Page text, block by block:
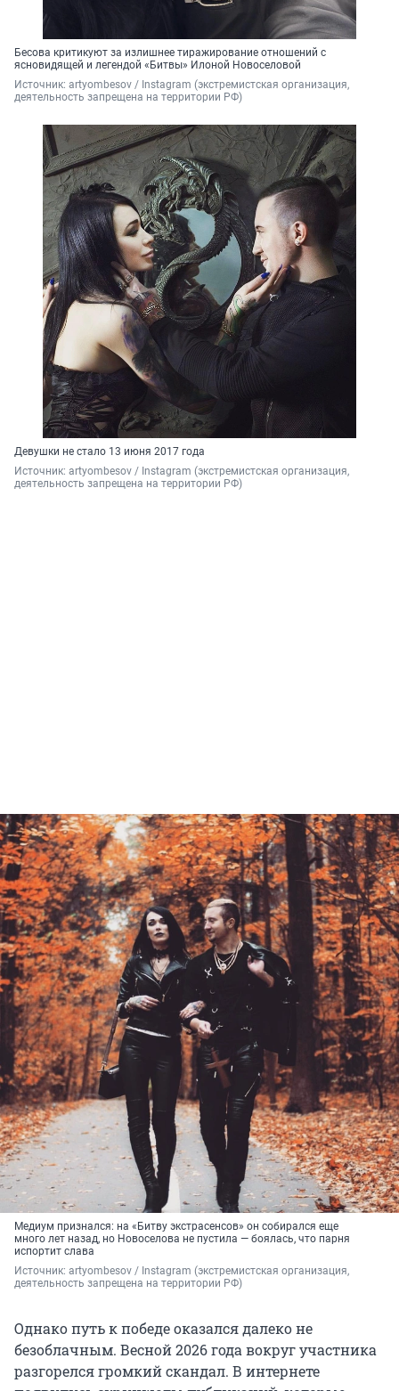
Бесова критикуют за излишнее тиражирование отношений с
ясновидящей и легендой «Битвы» Илоной Новоселовой
Источник: artyombesov / Instagram (экстремистская организация,
деятельность запрещена на территории РФ)
Девушки не стало 13 июня 2017 года
Источник: artyombesov / Instagram (экстремистская организация,
деятельность запрещена на территории РФ)
Медиум признался: на «Битву экстрасенсов» он собирался еще
много лет назад, но Новоселова не пустила — боялась, что парня
испортит слава
Источник: artyombesov / Instagram (экстремистская организация,
деятельность запрещена на территории РФ)
Однако путь к победе оказался далеко не
безоблачным. Весной 2026 года вокруг участника
разгорелся громкий скандал. В интернете